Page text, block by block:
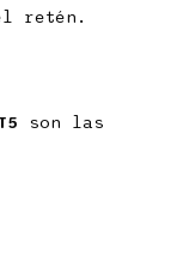
retén.
son las